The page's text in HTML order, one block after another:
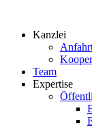
springenKanzlei
Team
Expertise